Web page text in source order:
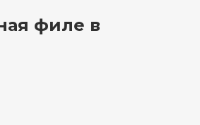
филе в